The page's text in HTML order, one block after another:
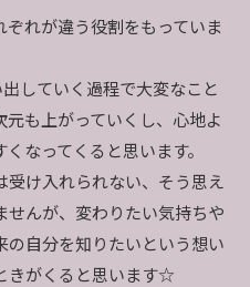
れが違う役割をもっていま
していく過程で大変なこと
も上がっていくし、心地よ
なってくると思います。
受け入れられない、そう思え
せんが、変わりたい気持ちや
の自分を知りたいという想い
きがくると思います☆